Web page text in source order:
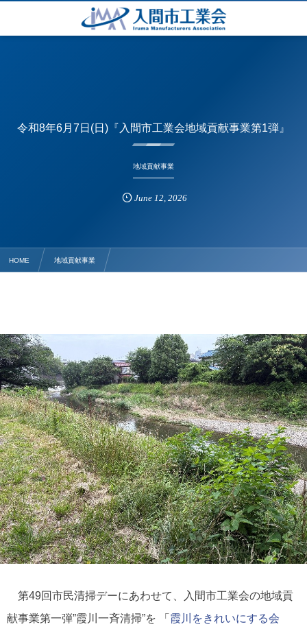
令和8年6月7日(日)『入間市工業会地域貢献事業第1弾』
地域貢献事業
June 12,2026
HOME 地域貢献事業
第49回市民清掃デーにあわせて、入間市工業会の地域貢
献事業第一弾”霞川一斉清掃”を 「 霞川をきれいにする会